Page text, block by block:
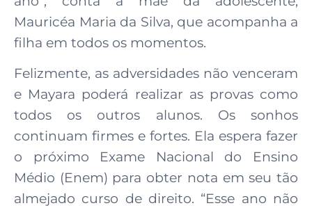
Mauricéa Maria da Silva, que acompanha a
filha em todos os momentos.
Felizmente, as adversidades não venceram
e Mayara poderá realizar as provas como
todos os outros alunos. Os sonhos
continuam firmes e fortes. Ela espera fazer
o próximo Exame Nacional do Ensino
Médio (Enem) para obter nota em seu tão
almejado curso de direito. “Esse ano não